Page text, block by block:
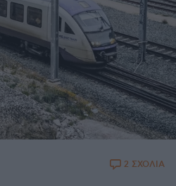
2 ΣΧΟΛΙΑ